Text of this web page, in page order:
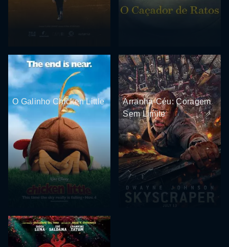
O Galinho Chicken Little
Arranha-Céu: Coragem
Sem Limite